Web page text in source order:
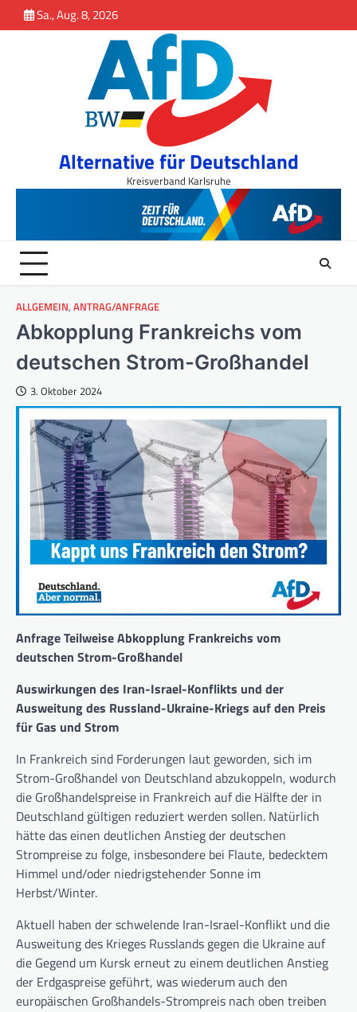
springen
to
Sa., Aug. 8, 2026
Alternative für Deutschland
Kreisverband Karlsruhe
ALLGEMEIN, ANTRAG/ANFRAGE
Abkopplung Frankreichs vom
deutschen Strom-Großhandel
3. Oktober 2024
Anfrage Teilweise Abkopplung Frankreichs vom
deutschen Strom-Großhandel
Auswirkungen des Iran-Israel-Konflikts und der
Ausweitung des Russland-Ukraine-Kriegs auf den Preis
für Gas und Strom
In Frankreich sind Forderungen laut geworden, sich im
Strom-Großhandel von Deutschland abzukoppeln, wodurch
die Großhandelspreise in Frankreich auf die Hälfte der in
Deutschland gültigen reduziert werden sollen. Natürlich
hätte das einen deutlichen Anstieg der deutschen
Strompreise zu folge, insbesondere bei Flaute, bedecktem
Himmel und/oder niedrigstehender Sonne im
Herbst/Winter.
Aktuell haben der schwelende Iran-Israel-Konflikt und die
Ausweitung des Krieges Russlands gegen die Ukraine auf
die Gegend um Kursk erneut zu einem deutlichen Anstieg
der Erdgaspreise geführt, was wiederum auch den
europäischen Großhandels-Strompreis nach oben treiben